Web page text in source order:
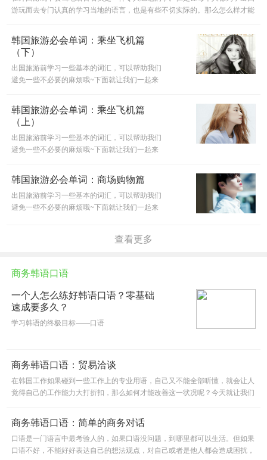
游玩而去专门认真的学习当地的语言，也是有些不切实际的。那么怎么样才能
韩国旅游必会单词：乘坐飞机篇
（下）
出国旅游前学习一些基本的词汇，可以帮助我们
避免一些不必要的麻烦哦~下面就让我们一起来
的韩国自由行，赶紧拿出小本本，一起马克吧！
韩国旅游必会单词：乘坐飞机篇
（上）
出国旅游前学习一些基本的词汇，可以帮助我们
避免一些不必要的麻烦哦~下面就让我们一起来
的韩国自由行，赶紧拿出小本本，一起马克吧！
韩国旅游必会单词：商场购物篇
出国旅游前学习一些基本的词汇，可以帮助我们
避免一些不必要的麻烦哦~下面就让我们一起来
查看更多
商务韩语口语
一个人怎么练好韩语口语？零基础
速成要多久？
学习韩语的终极目标——口语
商务韩语口语：贸易洽谈
在韩国工作如果碰到一些工作上的专业用语，自己又不能全部听懂，就会让人
觉得自己的工作能力大打折扣，那么如何才能改善这一状况呢？今天就让我们
商务韩语口语：简单的商务对话
口语是一门语言中最考验人的，如果口语没问题，到哪里都可以生活。但如果
口语不好，不能好好表达自己的想法观点，对自己或者是他人都会造成困扰，